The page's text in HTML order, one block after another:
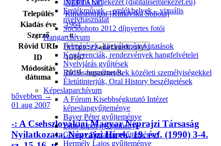
Digitális Emlékezet (digitalisemlekezet.eu)
Emlékművek – emlékhelyek – vizuális
nyelvhasználat
Sociophoto 2012 díjnyertes fotói
Hangarchívum
Felmérések, közvéleménykutatások
Konferenciák, rendezvények hangfelvételei
Nyelvjárás gyűjtések
Rádiós beszélgetések közéleti személyiségekkel
Életútinterjúk, Oral History beszélgetések
Képeslaparchívum
A Fórum Kisebbségkutató Intézet
képeslapgyűjteménye
Bayer Péter gyűjteménye
Bittó Lipót gyűjteménye
Gönczy Bertalan gyűjteménye
Hermély Lajos gyűjteménye
NÉPTÁNC
Település
Rimaszombat [Rimavská Sobota]
Kiadás éve
1964
Szerző
- tt -
Rövid URL
ID
10167
Módosítás
dátuma
2019. augusztus 8.
bővebben →
01 aug 2007
-: A Csehszlovákiai Magyar Néprajzi Társaság
Nyilatkozata. Néprajzi Hírek, 19. évf. (1990) 3-4.